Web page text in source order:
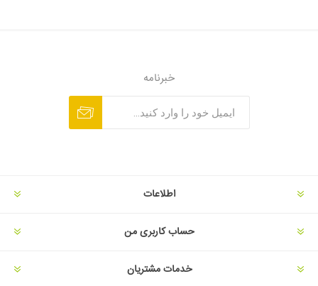
خبرنامه
اطلاعات
حساب کاربری من
خدمات مشتریان